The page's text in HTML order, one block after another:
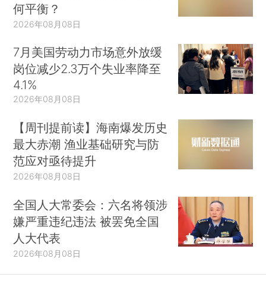
何平衡？
2026年08月08日
7月美国劳动力市场意外放缓
岗位减少2.3万个失业率降至
4.1%
2026年08月08日
【周刊提前读】海南爆发历史
最大赤潮 渔业基础研究与防
范应对亟待提升
2026年08月08日
全国人大常委会：六名将领涉
嫌严重违纪违法 被罢免全国
人大代表
2026年08月08日